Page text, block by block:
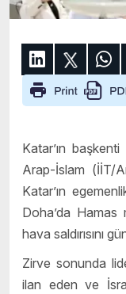
Katar’ın
Arap-İslam (İİT/
Katar’ın
Doha’da
hava saldırısını
Zirve sonunda
ilan eden ve